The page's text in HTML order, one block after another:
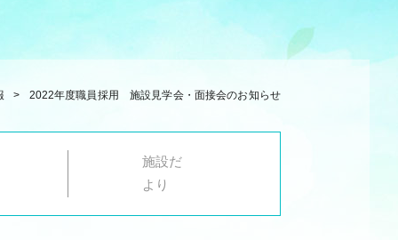
2022年度職員採用 施設見学会・面接会のお知らせ
施設だ
より